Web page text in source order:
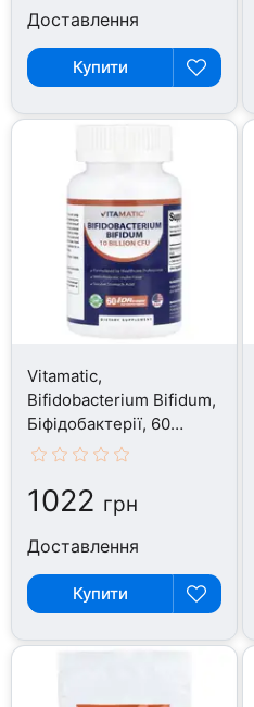
Доставлення
Купити
Vitamatic,
Bifidobacterium Bifidum,
Біфідобактерії, 60
капсул
1022 грн
Доставлення
Купити